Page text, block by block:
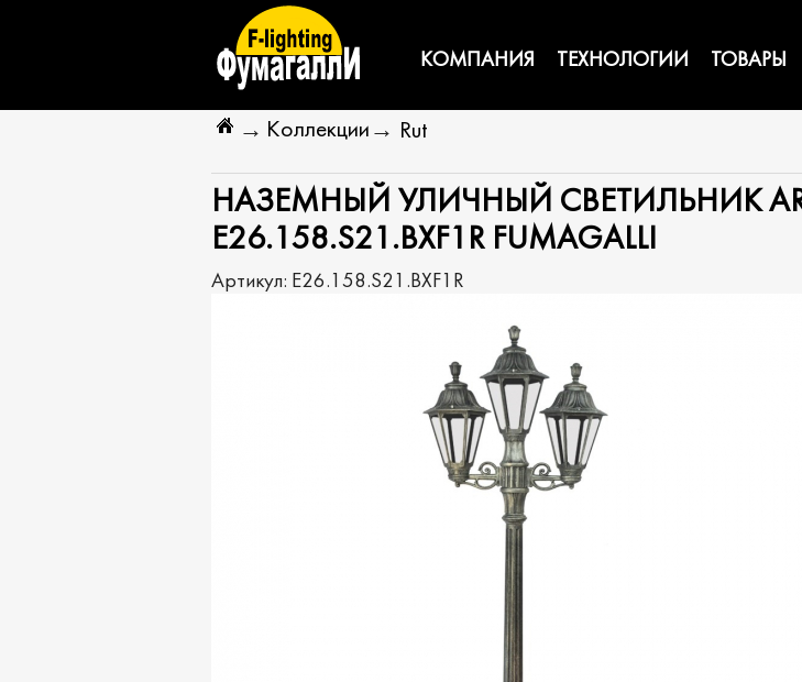
КОМПАНИЯ ТЕХНОЛОГИИ ТОВАРЫ
→ Коллекции → Rut
НАЗЕМНЫЙ УЛИЧНЫЙ СВЕТИЛЬНИК
E26.158.S21.BXF1R FUMAGALLI
Артикул: E26.158.S21.BXF1R